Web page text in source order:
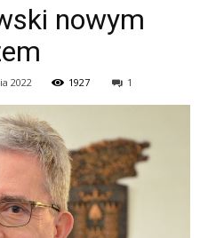
nowym
2022 1927 1